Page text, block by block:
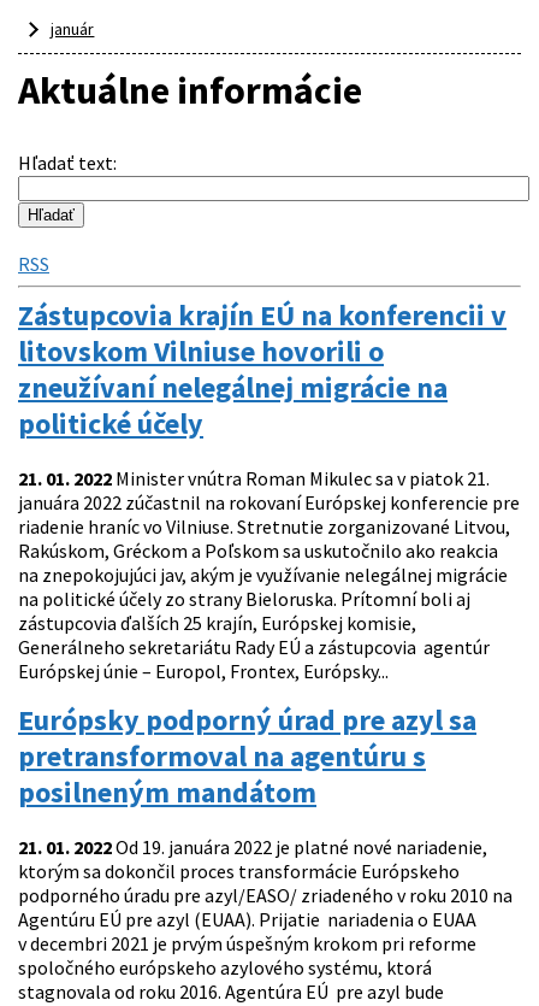
január
Aktuálne informácie
Hľadať text:
RSS
Zástupcovia krajín EÚ na konferencii v
litovskom Vilniuse hovorili o
zneužívaní nelegálnej migrácie na
politické účely
21. 01. 2022 Minister vnútra Roman Mikulec sa v piatok 21.
januára 2022 zúčastnil na rokovaní Európskej konferencie pre
riadenie hraníc vo Vilniuse. Stretnutie zorganizované Litvou,
Rakúskom, Gréckom a Poľskom sa uskutočnilo ako reakcia
na znepokojujúci jav, akým je využívanie nelegálnej migrácie
na politické účely zo strany Bieloruska. Prítomní boli aj
zástupcovia ďalších 25 krajín, Európskej komisie,
Generálneho sekretariátu Rady EÚ a zástupcovia agentúr
Európskej únie – Europol, Frontex, Európsky...
Európsky podporný úrad pre azyl sa
pretransformoval na agentúru s
posilneným mandátom
21. 01. 2022Od 19. januára 2022 je platné nové nariadenie,
ktorým sa dokončil proces transformácie Európskeho
podporného úradu pre azyl/EASO/ zriadeného v roku 2010 na
Agentúru EÚ pre azyl (EUAA). Prijatie nariadenia o EUAA
v decembri 2021 je prvým úspešným krokom pri reforme
spoločného európskeho azylového systému, ktorá
stagnovala od roku 2016. Agentúra EÚ pre azyl bude